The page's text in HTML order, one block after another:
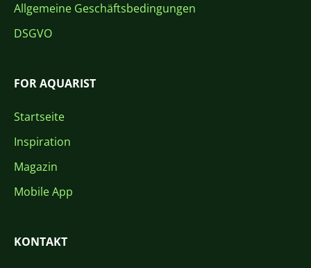
Allgemeine Geschäftsbedingungen
DSGVO
FOR AQUARIST
Startseite
Inspiration
Magazin
Mobile App
KONTAKT